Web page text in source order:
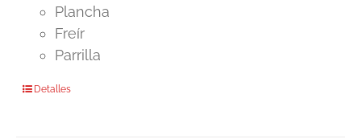
Plancha
Freír
Parrilla
Detalles